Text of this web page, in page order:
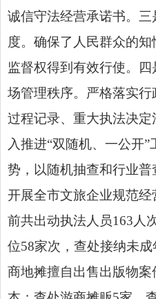
诚信守法经营承诺书。三
度。确保了人民群众的
监督权得到有效行使。
场管理秩序。严格落实
过程记录、重大执法决
入推进“双随机、一公开
势，以随机抽查和行业
开展全市文旅企业规范
前共出动执法人员163人
位58家次，查处接纳未
商地摊擅自出售出版物